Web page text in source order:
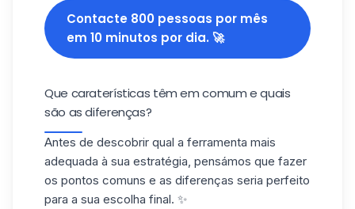
Contacte 800 pessoas por mês
em 10 minutos por dia. 🚀
Que caraterísticas têm em comum e quais
são as diferenças?
Antes de descobrir qual a ferramenta mais
adequada à sua estratégia, pensámos que fazer
os pontos comuns e as diferenças seria perfeito
para a sua escolha final. ✨